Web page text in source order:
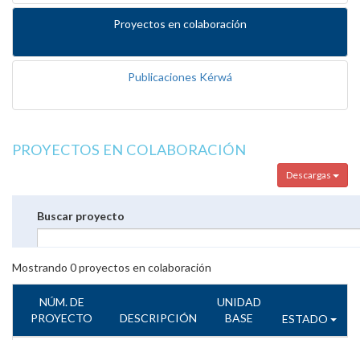
Proyectos en colaboración
Publicaciones Kérwá
PROYECTOS EN COLABORACIÓN
Descargas
Buscar proyecto
Mostrando 0proyectos en colaboración
NÚM. DE
PROYECTO
DESCRIPCIÓN
UNIDAD
BASE
ESTADO